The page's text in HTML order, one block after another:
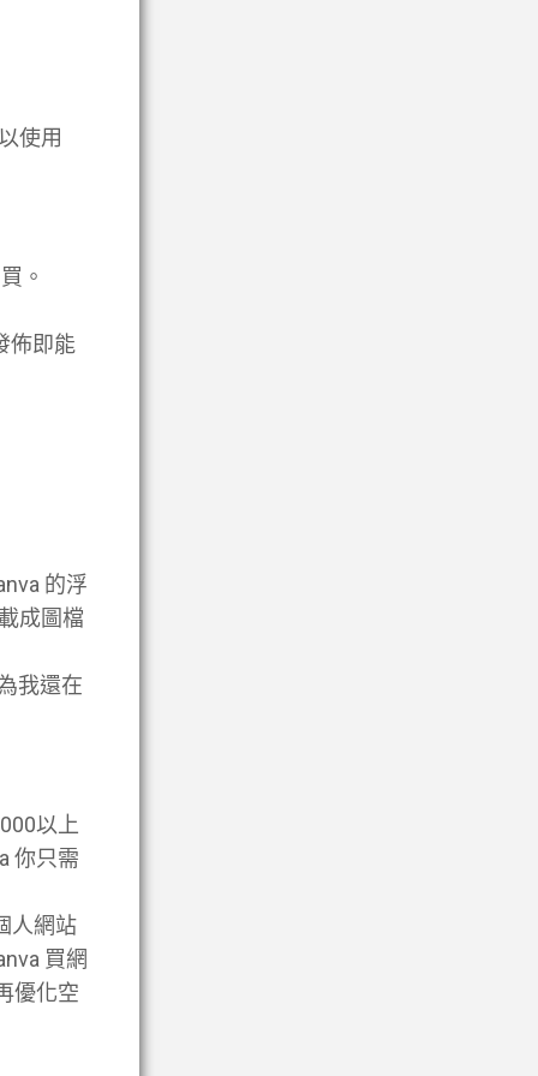
使用
。
佈即能
的浮
成圖檔
我還在
以上
你只需
人網站
買網
優化空